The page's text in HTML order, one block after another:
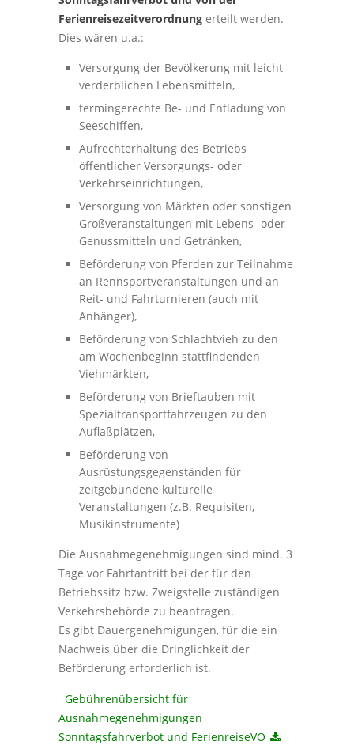
Ferienreisezeitverordnung erteilt werden.
Dies wären u.a.:
Versorgung der Bevölkerung mit leicht
verderblichen Lebensmitteln,
termingerechte Be- und Entladung von
Seeschiffen,
Aufrechterhaltung des Betriebs
öffentlicher Versorgungs- oder
Verkehrseinrichtungen,
Versorgung von Märkten oder sonstigen
Großveranstaltungen mit Lebens- oder
Genussmitteln und Getränken,
Beförderung von Pferden zur Teilnahme
an Rennsportveranstaltungen und an
Reit- und Fahrturnieren (auch mit
Anhänger),
Beförderung von Schlachtvieh zu den
am Wochenbeginn stattfindenden
Viehmärkten,
Beförderung von Brieftauben mit
Spezialtransportfahrzeugen zu den
Auflaßplätzen,
Beförderung von
Ausrüstungsgegenständen für
zeitgebundene kulturelle
Veranstaltungen (z.B. Requisiten,
Musikinstrumente)
Die Ausnahmegenehmigungen sind mind. 3
Tage vor Fahrtantritt bei der für den
Betriebssitz bzw. Zweigstelle zuständigen
Verkehrsbehörde zu beantragen.
Es gibt Dauergenehmigungen, für die ein
Nachweis über die Dringlichkeit der
Beförderung erforderlich ist.
Gebührenübersicht für
Ausnahmegenehmigungen
Sonntagsfahrverbot und FerienreiseVO